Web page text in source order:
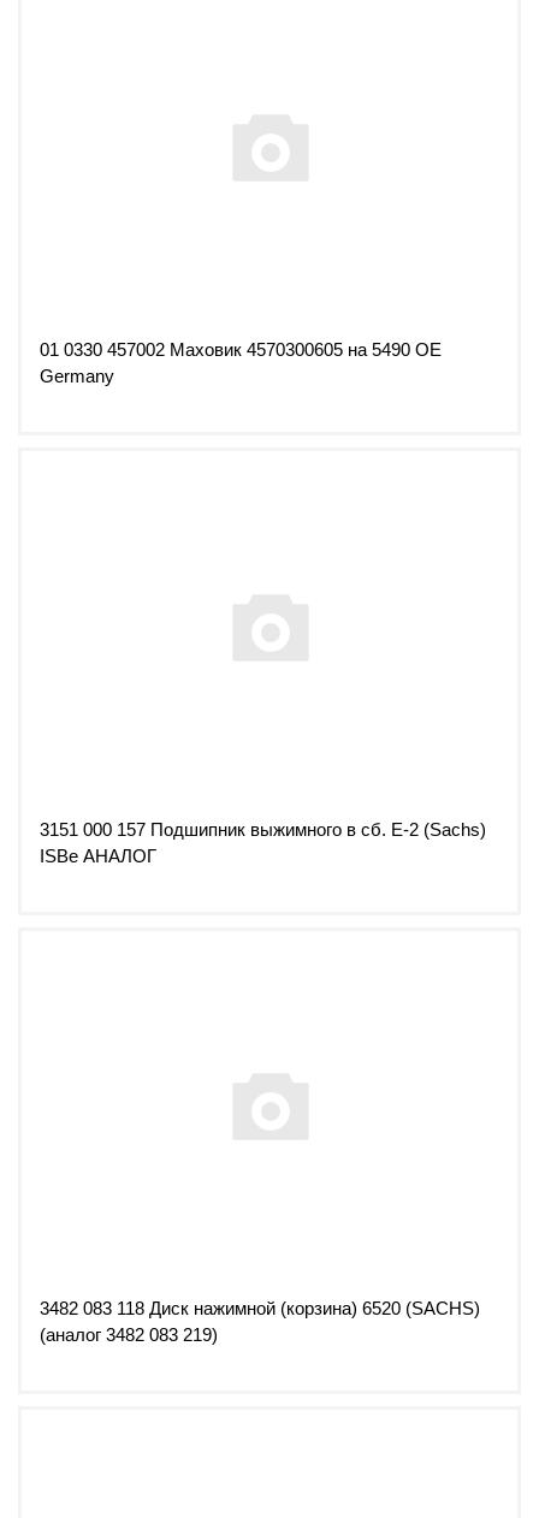
01 0330 457002 Маховик 4570300605 на 5490 OE
Germany
3151 000 157 Подшипник выжимного в сб. Е-2 (Sachs)
ISBe АНАЛОГ
3482 083 118 Диск нажимной (корзина) 6520 (SACHS)
(аналог 3482 083 219)